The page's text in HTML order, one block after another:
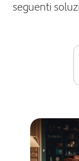
seguenti